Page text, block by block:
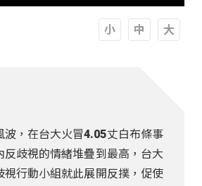
波，在台大火冒4.05丈白布條事
反歧視的情緒堆疊到最高，台大
視行動小組就此展開反撲，促使